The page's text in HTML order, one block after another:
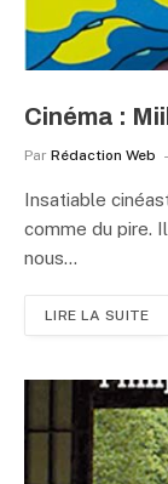
Cinéma :
Par Rédaction Web
Insatiable
comme du pire.
nous…
LIRE LA SUITE